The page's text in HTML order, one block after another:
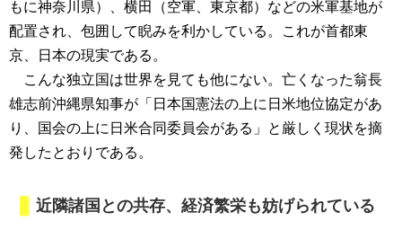
もに神奈川県）、横田（空軍、東京都）などの米軍基地が
配置され、包囲して睨みを利かしている。これが首都東
京、日本の現実である。
こんな独立国は世界を見ても他にない。亡くなった翁長
雄志前沖縄県知事が「日本国憲法の上に日米地位協定があ
り、国会の上に日米合同委員会がある」と厳しく現状を摘
発したとおりである。
近隣諸国との共存、経済繁栄も妨げられている